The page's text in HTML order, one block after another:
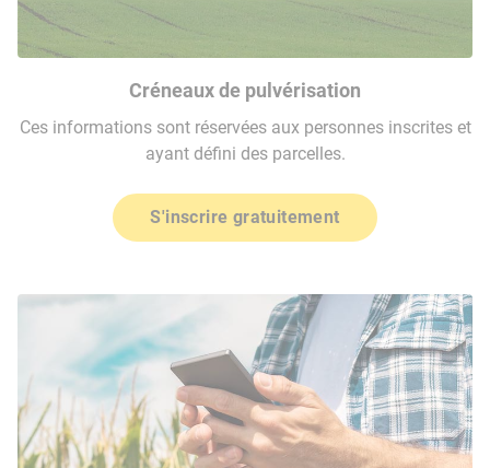
Créneaux de pulvérisation
Ces informations sont réservées aux personnes inscrites et
ayant défini des parcelles.
S'inscrire gratuitement